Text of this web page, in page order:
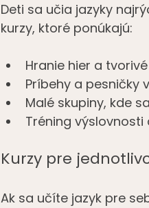
Deti sa učia jazyky
kurzy, ktoré ponúkajú:
Hranie hier a
Príbehy a pesničky
Malé skupiny, kde
Tréning
Kurzy pre
Ak sa učíte jazyk pre